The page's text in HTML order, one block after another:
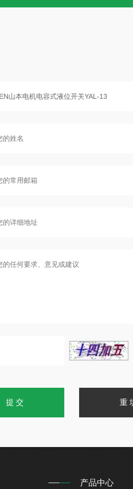
产品中心